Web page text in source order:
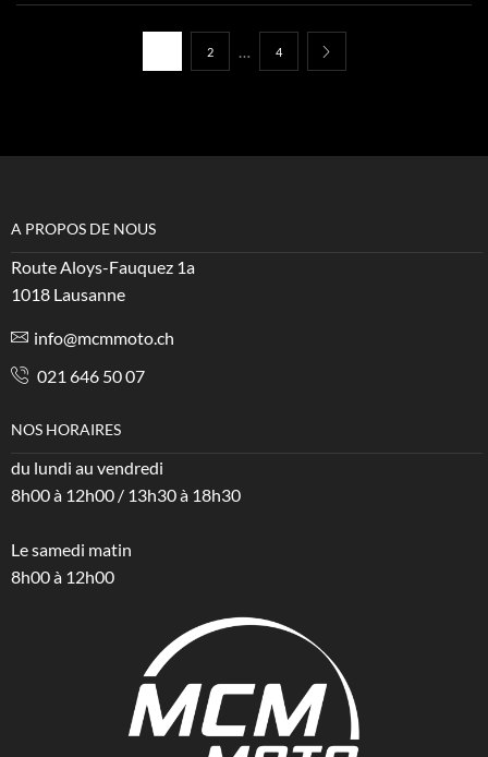
2 … 4
A PROPOS DE NOUS
Route Aloys-Fauquez 1a
1018 Lausanne
info@mcmmoto.ch
021 646 50 07
NOS HORAIRES
du lundi au vendredi
8h00 à 12h00 / 13h30 à 18h30
Le samedi matin
8h00 à 12h00